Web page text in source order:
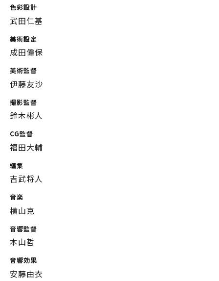
色彩設計
武田仁基
美術設定
成田偉保
美術監督
伊藤友沙
撮影監督
鈴木彬人
CG監督
福田大輔
編集
吉武将人
音楽
横山克
音響監督
本山哲
音響効果
安藤由衣